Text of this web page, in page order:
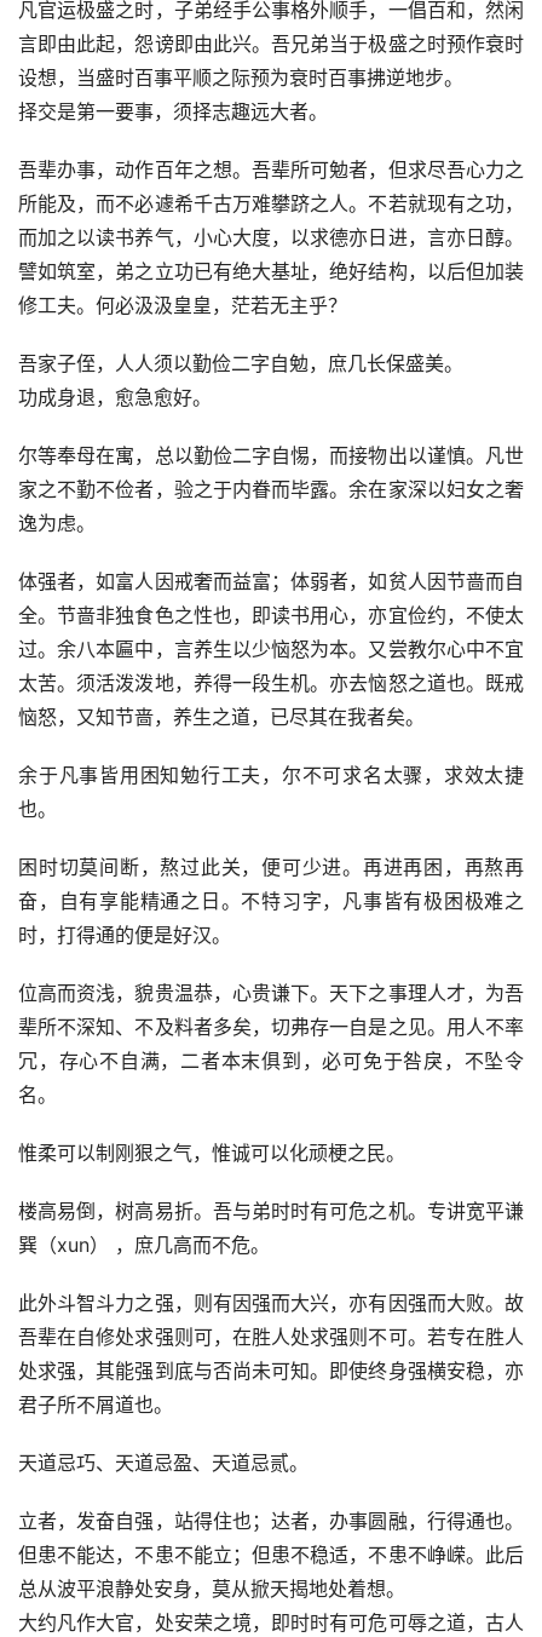
凡官运极盛之时，子弟经手公事格外顺手，一倡百和，然闲
言即由此起，怨谤即由此兴。吾兄弟当于极盛之时预作衰时
设想，当盛时百事平顺之际预为衰时百事拂逆地步。
择交是第一要事，须择志趣远大者。
吾辈办事，动作百年之想。吾辈所可勉者，但求尽吾心力之
所能及，而不必遽希千古万难攀跻之人。不若就现有之功，
而加之以读书养气，小心大度，以求德亦日进，言亦日醇。
譬如筑室，弟之立功已有绝大基址，绝好结构，以后但加装
修工夫。何必汲汲皇皇，茫若无主乎？
吾家子侄，人人须以勤俭二字自勉，庶几长保盛美。
功成身退，愈急愈好。
尔等奉母在寓，总以勤俭二字自惕，而接物出以谨慎。凡世
家之不勤不俭者，验之于内眷而毕露。余在家深以妇女之奢
逸为虑。
体强者，如富人因戒奢而益富；体弱者，如贫人因节啬而自
全。节啬非独食色之性也，即读书用心，亦宜俭约，不使太
过。余八本匾中，言养生以少恼怒为本。又尝教尔心中不宜
太苦。须活泼泼地，养得一段生机。亦去恼怒之道也。既戒
恼怒，又知节啬，养生之道，已尽其在我者矣。
余于凡事皆用困知勉行工夫，尔不可求名太骤，求效太捷
也。
困时切莫间断，熬过此关，便可少进。再进再困，再熬再
奋，自有享能精通之日。不特习字，凡事皆有极困极难之
时，打得通的便是好汉。
位高而资浅，貌贵温恭，心贵谦下。天下之事理人才，为吾
辈所不深知、不及料者多矣，切弗存一自是之见。用人不率
冗，存心不自满，二者本末俱到，必可免于咎戾，不坠令
名。
惟柔可以制刚狠之气，惟诚可以化顽梗之民。
楼高易倒，树高易折。吾与弟时时有可危之机。专讲宽平谦
巽（xun） ，庶几高而不危。
此外斗智斗力之强，则有因强而大兴，亦有因强而大败。故
吾辈在自修处求强则可，在胜人处求强则不可。若专在胜人
处求强，其能强到底与否尚未可知。即使终身强横安稳，亦
君子所不屑道也。
天道忌巧、天道忌盈、天道忌贰。
立者，发奋自强，站得住也；达者，办事圆融，行得通也。
但患不能达，不患不能立；但患不稳适，不患不峥嵘。此后
总从波平浪静处安身，莫从掀天揭地处着想。
大约凡作大官，处安荣之境，即时时有可危可辱之道，古人